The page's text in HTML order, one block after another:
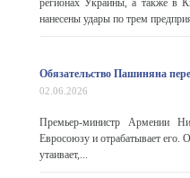
регионах Украины, а также в
нанесены удары по трем
Обязательство Пашиняна
02.06.2026
Премьер-министр Армении
Евросоюзу и отрабатывает его.
утаивает,...